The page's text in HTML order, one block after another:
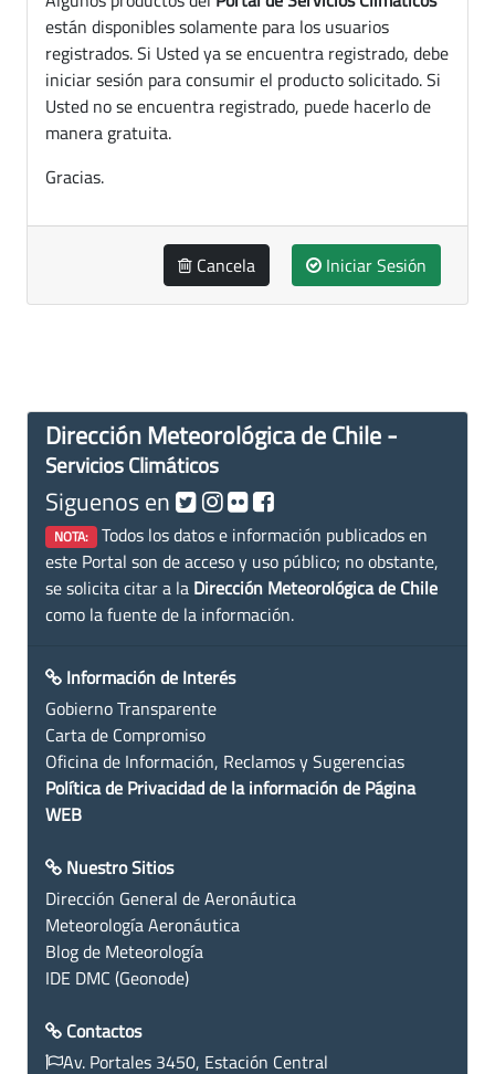
están disponibles solamente para los usuarios
registrados. Si Usted ya se encuentra registrado, debe
iniciar sesión para consumir el producto solicitado. Si
Usted no se encuentra registrado, puede hacerlo de
manera gratuita.
Gracias.
Cancela Iniciar Sesión
Dirección Meteorológica de Chile -
Servicios Climáticos
Siguenos en
NOTA: Todos los datos e información publicados en
este Portal son de acceso y uso público; no obstante,
se solicita citar a la Dirección Meteorológica de Chile
como la fuente de la información.
Información de Interés
Gobierno Transparente
Carta de Compromiso
Oficina de Información, Reclamos y Sugerencias
Política de Privacidad de la información de Página
WEB
Nuestro Sitios
Dirección General de Aeronáutica
Meteorología Aeronáutica
Blog de Meteorología
IDE DMC (Geonode)
Contactos
Av. Portales 3450, Estación Central